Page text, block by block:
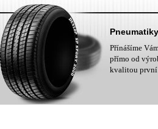
Pneumatiky
Přínášíme
přímo od
kvalitou